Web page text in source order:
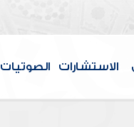
الاستشارات الصوتيات